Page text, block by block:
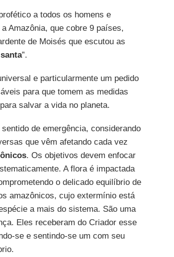
a todos os homens e
Amazônia, que cobre 9 países,
de Moisés que escutou as
santa”.
e particularmente um pedido
para que tomem as medidas
salvar a vida no planeta.
de emergência, considerando
que vêm afetando cada vez
. Os objetivos devem enfocar
A flora é impactada
o delicado equilíbrio de
amazônicos, cujo extermínio está
a mais do sistema. São uma
Eles receberam do Criador esse
se e sentindo-se um com seu